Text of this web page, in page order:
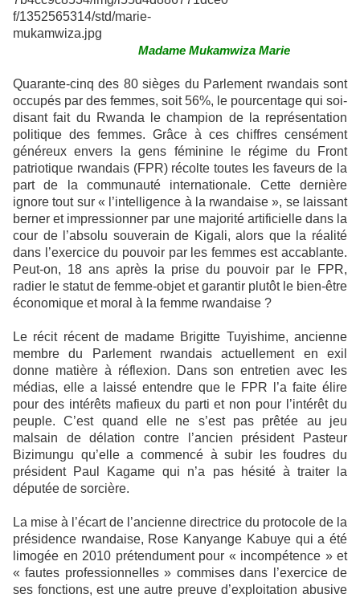
Madame Mukamwiza Marie
Quarante-cinq des 80 sièges du Parlement rwandais sont
occupés par des femmes, soit 56%, le pourcentage qui soi-
disant fait du Rwanda le champion de la représentation
politique des femmes. Grâce à ces chiffres censément
généreux envers la gens féminine le régime du Front
patriotique rwandais (FPR) récolte toutes les faveurs de la
part de la communauté internationale. Cette dernière
ignore tout sur « l’intelligence à la rwandaise », se laissant
berner et impressionner par une majorité artificielle dans la
cour de l’absolu souverain de Kigali, alors que la réalité
dans l’exercice du pouvoir par les femmes est accablante.
Peut-on, 18 ans après la prise du pouvoir par le FPR,
radier le statut de femme-objet et garantir plutôt le bien-être
économique et moral à la femme rwandaise ?
Le récit récent de madame Brigitte Tuyishime, ancienne
membre du Parlement rwandais actuellement en exil
donne matière à réflexion. Dans son entretien avec les
médias, elle a laissé entendre que le FPR l’a faite élire
pour des intérêts mafieux du parti et non pour l’intérêt du
peuple. C’est quand elle ne s’est pas prêtée au jeu
malsain de délation contre l’ancien président Pasteur
Bizimungu qu’elle a commencé à subir les foudres du
président Paul Kagame qui n’a pas hésité à traiter la
députée de sorcière.
La mise à l’écart de l’ancienne directrice du protocole de la
présidence rwandaise, Rose Kanyange Kabuye qui a été
limogée en 2010 prétendument pour « incompétence » et
« fautes professionnelles » commises dans l’exercice de
ses fonctions, est une autre preuve d’exploitation abusive